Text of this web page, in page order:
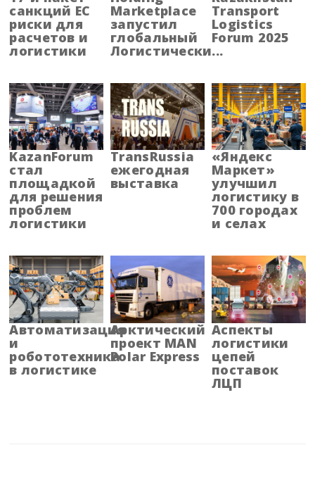
Алтай
Алтайский край
Амурская область
Архангельская область
Астраханская область
Башкортостанa
Белгородская область
Брянская область
Бурятия
Владимирская область
Волгоградская область
Вологодская область
санкций ЕС
риски для
расчетов и
логистики
Marketplace
запустил
глобальный
Логистически...
Transport
Logistics
Forum 2025
KazanForum
стал
площадкой
для решения
проблем
логистики
TransRussia
ежегодная
выставка
«Яндекс
Маркет»
улучшил
логистику в
700 городах
и селах
Автоматизация
и
робототехника
в логистике
Арктический
проект MAN
Polar Express
Аспекты
логистики
цепей
поставок
ЛЦП